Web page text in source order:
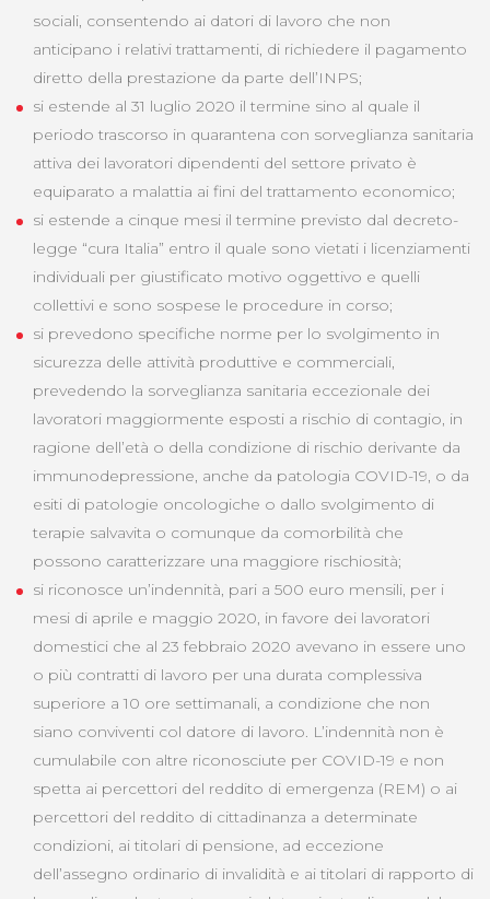
sociali, consentendo ai datori di lavoro che non
anticipano i relativi trattamenti, di richiedere il pagamento
diretto della prestazione da parte dell’INPS;
si estende al 31 luglio 2020 il termine sino al quale il
periodo trascorso in quarantena con sorveglianza sanitaria
attiva dei lavoratori dipendenti del settore privato è
equiparato a malattia ai fini del trattamento economico;
si estende a cinque mesi il termine previsto dal decreto-
legge “cura Italia” entro il quale sono vietati i licenziamenti
individuali per giustificato motivo oggettivo e quelli
collettivi e sono sospese le procedure in corso;
si prevedono specifiche norme per lo svolgimento in
sicurezza delle attività produttive e commerciali,
prevedendo la sorveglianza sanitaria eccezionale dei
lavoratori maggiormente esposti a rischio di contagio, in
ragione dell’età o della condizione di rischio derivante da
immunodepressione, anche da patologia COVID-19, o da
esiti di patologie oncologiche o dallo svolgimento di
terapie salvavita o comunque da comorbilità che
possono caratterizzare una maggiore rischiosità;
si riconosce un’indennità, pari a 500 euro mensili, per i
mesi di aprile e maggio 2020, in favore dei lavoratori
domestici che al 23 febbraio 2020 avevano in essere uno
o più contratti di lavoro per una durata complessiva
superiore a 10 ore settimanali, a condizione che non
siano conviventi col datore di lavoro. L’indennità non è
cumulabile con altre riconosciute per COVID-19 e non
spetta ai percettori del reddito di emergenza (REM) o ai
percettori del reddito di cittadinanza a determinate
condizioni, ai titolari di pensione, ad eccezione
dell’assegno ordinario di invalidità e ai titolari di rapporto di